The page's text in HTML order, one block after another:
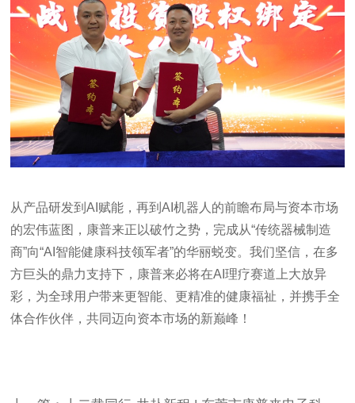
从产品研发到AI赋能，再到AI机器人的前瞻布局与资本市场
的宏伟蓝图，康普来正以破竹之势，完成从“传统器械制造
商”向“AI智能健康科技领军者”的华丽蜕变。我们坚信，在多
方巨头的鼎力支持下，康普来必将在AI理疗赛道上大放异
彩，为全球用户带来更智能、更精准的健康福祉，并携手全
体合作伙伴，共同迈向资本市场的新巅峰！